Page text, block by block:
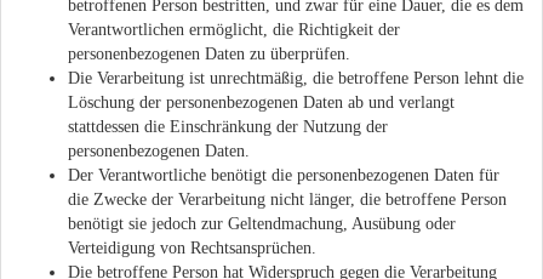
betroffenen Person bestritten, und zwar für eine Dauer, die es dem
Verantwortlichen ermöglicht, die Richtigkeit der
personenbezogenen Daten zu überprüfen.
Die Verarbeitung ist unrechtmäßig, die betroffene Person lehnt die
Löschung der personenbezogenen Daten ab und verlangt
stattdessen die Einschränkung der Nutzung der
personenbezogenen Daten.
Der Verantwortliche benötigt die personenbezogenen Daten für
die Zwecke der Verarbeitung nicht länger, die betroffene Person
benötigt sie jedoch zur Geltendmachung, Ausübung oder
Verteidigung von Rechtsansprüchen.
Die betroffene Person hat Widerspruch gegen die Verarbeitung